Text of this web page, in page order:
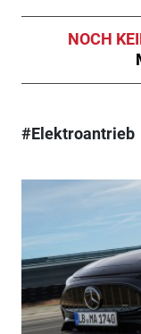
NOCH
#Elektroantrieb